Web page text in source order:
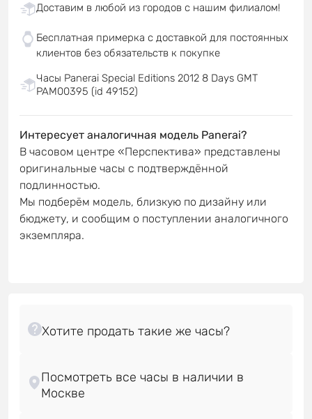
Доставим в любой из городов с нашим филиалом!
Бесплатная примерка с доставкой для постоянных
клиентов без обязательств к покупке
Часы Panerai Special Editions 2012 8 Days GMT
PAM00395 (id 49152)
Интересует аналогичная модель Panerai?
В часовом центре «Перспектива» представлены
оригинальные часы с подтверждённой
подлинностью.
Мы подберём модель, близкую по дизайну или
бюджету, и сообщим о поступлении аналогичного
экземпляра.
Посмотреть все часы в наличии в